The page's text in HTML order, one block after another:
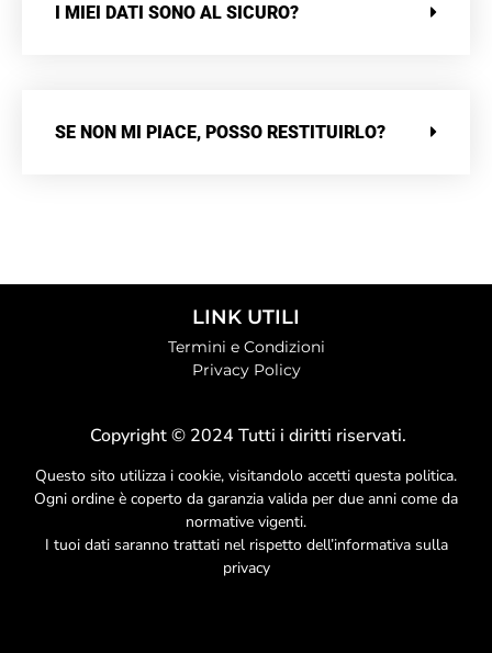
I MIEI DATI SONO AL SICURO?
SE NON MI PIACE, POSSO RESTITUIRLO?
LINK UTILI
Termini e Condizioni
Privacy Policy
Copyright © 2024 Tutti i diritti riservati.
Questo sito utilizza i cookie, visitandolo accetti questa politica.
Ogni ordine è coperto da garanzia valida per due anni come da
normative vigenti.
I tuoi dati saranno trattati nel rispetto dell’informativa sulla
privacy